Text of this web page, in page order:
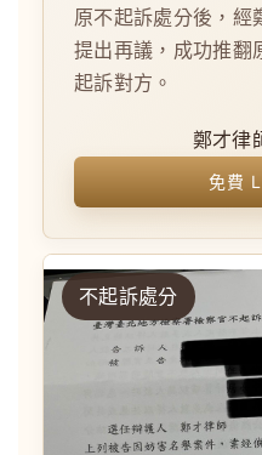
原不起訴處分後，經
提出再議，成功推翻
起訴對方。
鄭才律
免費
不起訴處分